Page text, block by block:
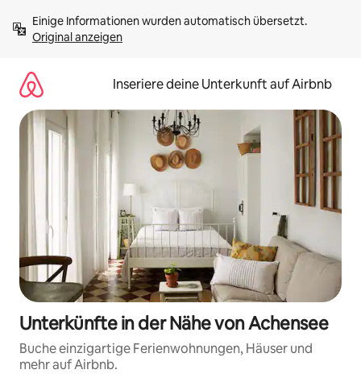
Inhalten
springenOriginal anzeigen
Inseriere deine Unterkunft auf Airbnb
Unterkünfte in der Nähe von Achensee
Buche einzigartige Ferienwohnungen, Häuser und
mehr auf Airbnb.